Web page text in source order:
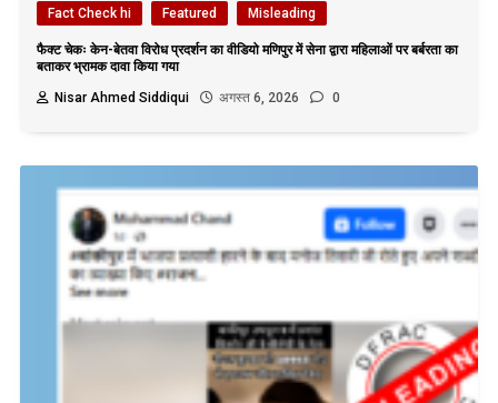
Fact Check hi Featured Misleading
फैक्ट चेकः केन-बेतवा विरोध प्रदर्शन का वीडियो मणिपुर में सेना द्वारा महिलाओं पर बर्बरता का
बताकर भ्रामक दावा किया गया
Nisar Ahmed Siddiqui
अगस्त 6, 2026 0